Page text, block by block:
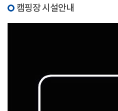
캠핑장 시설안내